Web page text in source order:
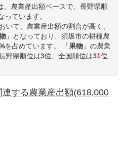
、農業産出額ベースで、長野県順
っています。
いて、農業産出額の割合が高く、
」となっており、須坂市の耕種農
を占めています。 「果物 」の農業
野県順位は3位、全国順位は31位
する農業産出額(618,000